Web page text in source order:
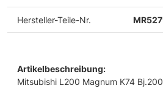
Hersteller-Teile-Nr.
Artikelbeschreibung:
Mitsubishi L200 Magnum K74